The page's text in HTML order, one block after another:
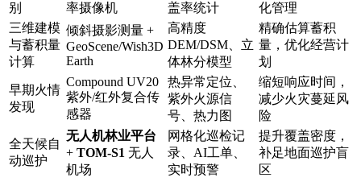
别
率摄像机
盖率统计
化管理
三维建模
与蓄积量
计算
倾斜摄影测量 +
GeoScene/Wish3D
Earth
高精度
DEM/DSM、立
体林分模型
精确估算蓄积
量，优化经营计
划
早期火情
发现
Compound UV20
紫外/红外复合传
感器
热异常定位、
紫外火源信
号、热力图
缩短响应时间，
减少火灾蔓延风
险
全天候自
动巡护
无人机林业平台
+ TOM-S1 无人
机场
网格化巡检记
录、AI工单、
实时预警
提升覆盖密度，
补足地面巡护盲
区